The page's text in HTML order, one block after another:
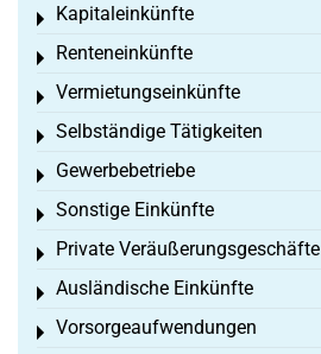
Kapitaleinkünfte
Toggle menu
Renteneinkünfte
Toggle menu
Vermietungseinkünfte
Toggle menu
Selbständige Tätigkeiten
Toggle menu
Gewerbebetriebe
Toggle menu
Sonstige Einkünfte
Toggle menu
Private Veräußerungsgeschäfte
Toggle menu
Ausländische Einkünfte
Toggle menu
Vorsorgeaufwendungen
Toggle menu